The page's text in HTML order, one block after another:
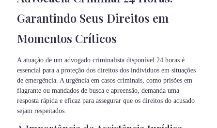
Garantindo Seus Direitos em
Momentos Críticos
A atuação de um advogado criminalista disponível 24 horas é
essencial para a proteção dos direitos dos indivíduos em situações
de emergência. A urgência em casos criminais, como prisões em
flagrante ou mandados de busca e apreensão, demanda uma
resposta rápida e eficaz para assegurar que os direitos do acusado
sejam respeitados.